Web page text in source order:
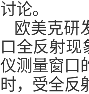
讨论。
欧美克研
口全反射
仪测量窗口
时，受全反